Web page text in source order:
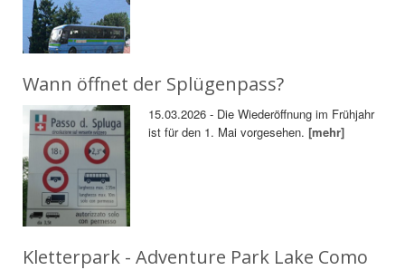
Wann öffnet der Splügenpass?
15.03.2026 - Die Wiederöffnung im Frühjahr
ist für den 1. Mai vorgesehen.[mehr]
Kletterpark - Adventure Park Lake Como